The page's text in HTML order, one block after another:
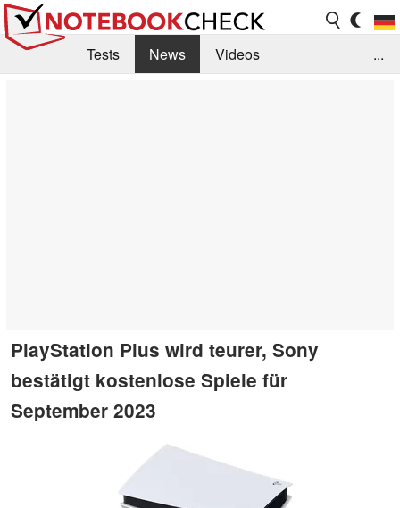
Tests News
Videos
...
PlayStation Plus wird teurer, Sony
bestätigt kostenlose Spiele für
September 2023